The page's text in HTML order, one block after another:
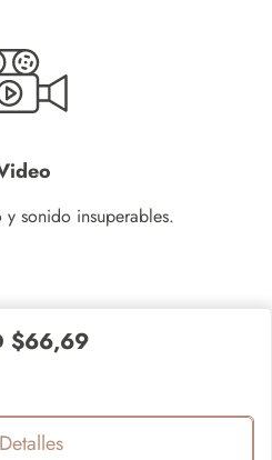
sonido insuperables.
$66,69